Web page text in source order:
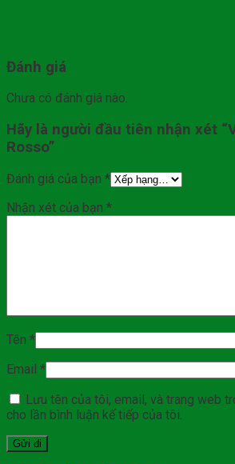
Đánh giá
Chưa có đánh giá nào.
Hãy là người đầu tiên nhận xét
Rosso”
Đánh giá của bạn *
Nhận xét của bạn *
Tên *
Email *
Lưu tên của tôi, email, và trang web
cho lần bình luận kế tiếp của tôi.